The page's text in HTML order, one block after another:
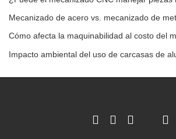
Cómo afecta la maquinabilidad al costo del
Impacto ambiental del uso de carcasas de